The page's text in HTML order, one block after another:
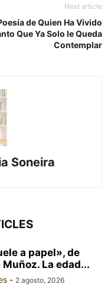
Next article
de Quien Ha Vivido
Que Ya Solo le Queda
Contemplar
Soneira
a papel», de
La edad...
- 2 agosto, 2026